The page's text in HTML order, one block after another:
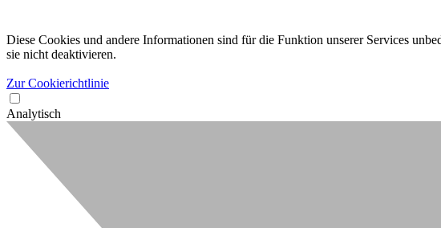
Diese Cookies und andere Informationen sind für die Funktion unserer Services
sie nicht deaktivieren.
Zur Cookierichtlinie
Analytisch